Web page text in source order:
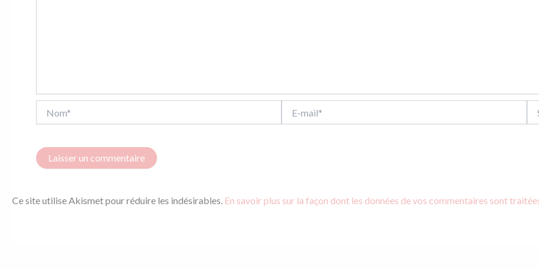
mail*
Ce site utilise Akismet pour réduire les indésirables. En savoir plus sur la façon dont les données de vos commentaires sont